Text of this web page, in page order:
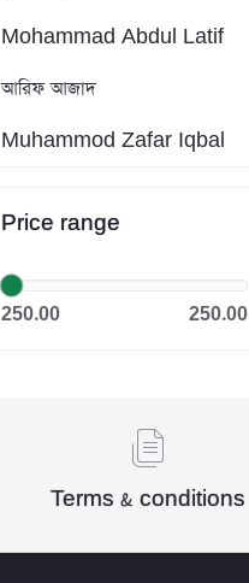
Mohammad Abdul Latif
আরিফ আজাদ
Muhammod Zafar Iqbal
Dr. Khandaker Abdullah
Jahangir
কিউএনএ পাবলিকেশন্স লেখক পরিষদ
অর্কিড সম্পাদনা পর্ষদ (সম্পাদক)
Price range
250.00 250.00
Terms & conditions